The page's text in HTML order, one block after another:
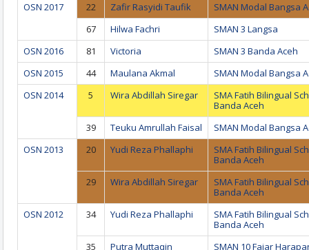
OSN 2017
22 Zafir Rasyidi Taufik
SMAN Modal Bangsa
67
Hilwa Fachri
SMAN 3 Langsa
OSN 2016
81 Victoria
SMAN 3 Banda Aceh
OSN 2015
44 Maulana Akmal
SMAN Modal Bangsa
OSN 2014
5 Wira Abdillah Siregar
SMA Fatih Bilingual
Banda Aceh
39
Teuku Amrullah Faisal
SMAN Modal Bangsa
OSN 2013
20 Yudi Reza Phallaphi
SMA Fatih Bilingual
Banda Aceh
29
Wira Abdillah Siregar
SMA Fatih Bilingual
Banda Aceh
OSN 2012
34 Yudi Reza Phallaphi
SMA Fatih Bilingual
Banda Aceh
35
Putra Muttaqin
SMAN 10 Fajar